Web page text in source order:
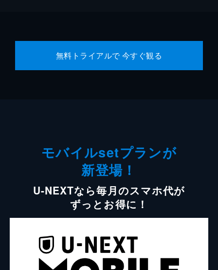
無料トライアルで 今すぐ観る
モバイルsetプランが
新登場！
U-NEXTなら毎月のスマホ代が
ずっとお得に！